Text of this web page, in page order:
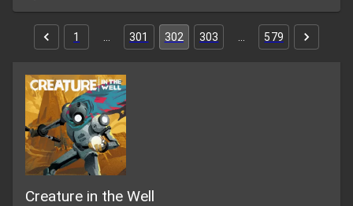
1 301 302 303 579
Creature in the Well